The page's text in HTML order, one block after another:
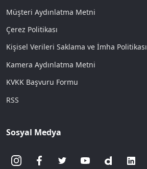
Müşteri Aydınlatma Metni
Çerez Politikası
Kişisel Verileri Saklama ve İmha Politikası
Kamera Aydınlatma Metni
KVKK Başvuru Formu
RSS
Sosyal Medya